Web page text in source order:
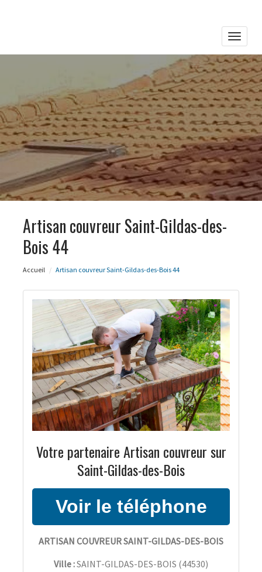
Toggle
Artisan couvreur Saint-Gildas-des-
Bois 44
Accueil Artisan couvreur Saint-Gildas-des-Bois 44
Votre partenaire Artisan couvreur sur
Saint-Gildas-des-Bois
ARTISAN COUVREUR SAINT-GILDAS-DES-BOIS
Ville :SAINT-GILDAS-DES-BOIS (44530)